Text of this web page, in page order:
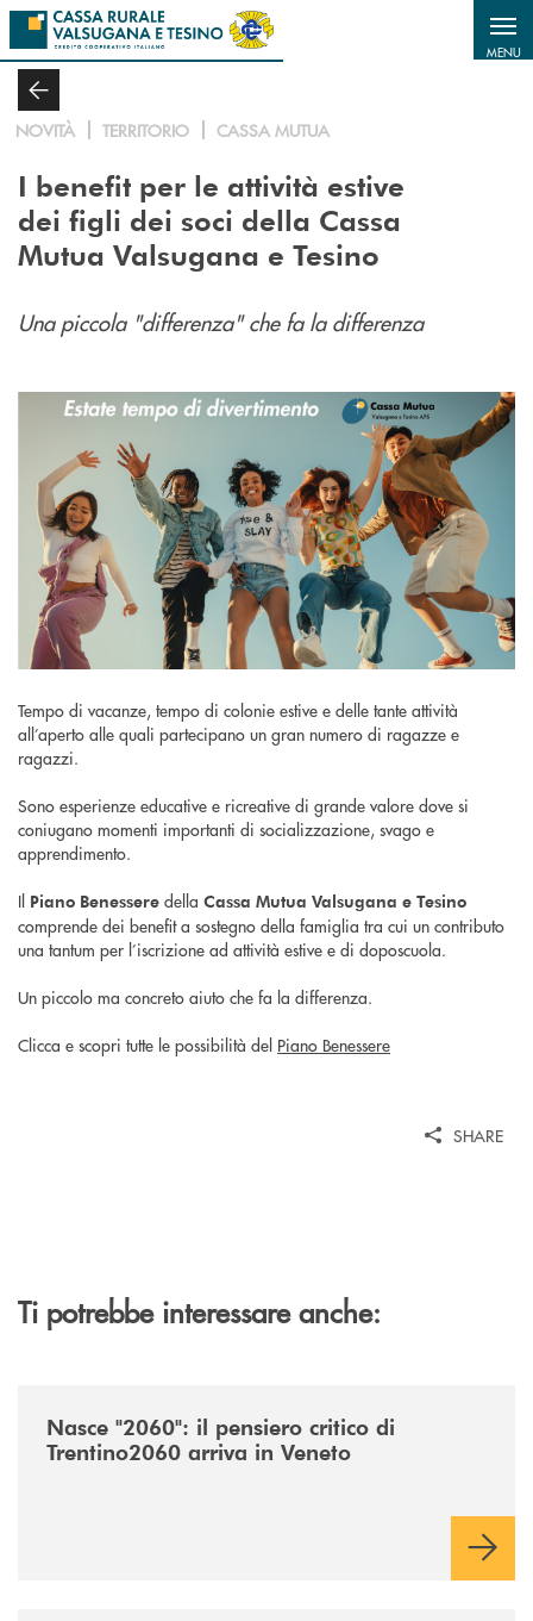
Salta al contenuto principale
MENU
NOVITÀ TERRITORIO CASSA MUTUA
I benefit per le attività estive
dei figli dei soci della Cassa
Mutua Valsugana e Tesino
Una piccola "differenza" che fa la differenza
Tempo di vacanze, tempo di colonie estive e delle tante attività
all’aperto alle quali partecipano un gran numero di ragazze e
ragazzi.
Sono esperienze educative e ricreative di grande valore dove si
coniugano momenti importanti di socializzazione, svago e
apprendimento.
Il Piano Benessere della Cassa Mutua Valsugana e Tesino
comprende dei benefit a sostegno della famiglia tra cui un contributo
una tantum per l’iscrizione ad attività estive e di doposcuola.
Un piccolo ma concreto aiuto che fa la differenza.
Clicca e scopri tutte le possibilità del Piano Benessere
SHARE
Ti potrebbe interessare anche:
Nasce "2060": il pensiero critico di
Trentino2060 arriva in Veneto